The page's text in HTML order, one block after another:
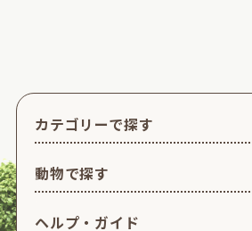
カテゴリーで探す
動物で探す
ヘルプ・ガイド